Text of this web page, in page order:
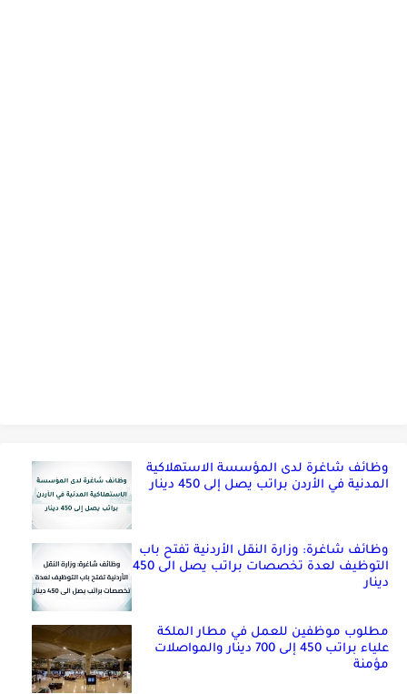
وظائف شاغرة لدى المؤسسة الاستهلاكية
المدنية في الأردن براتب يصل إلى 450 دينار
وظائف شاغرة: وزارة النقل الأردنية تفتح باب
التوظيف لعدة تخصصات براتب يصل الى 450
دينار
مطلوب موظفين للعمل في مطار الملكة
علياء براتب 450 إلى 700 دينار والمواصلات
مؤمنة